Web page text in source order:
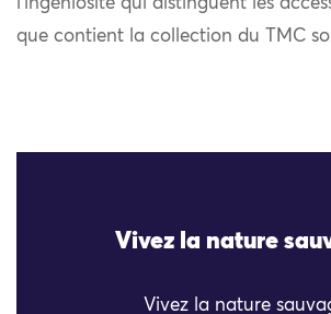
l’ingéniosité qui distinguent les
que contient la collection du TMC
Vivez la nature
Vivez la nature